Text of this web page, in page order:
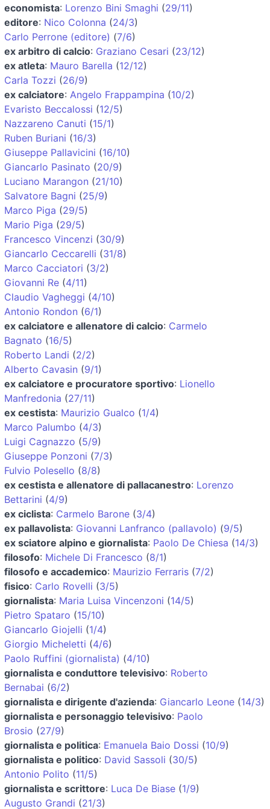
economista: Lorenzo Bini Smaghi (29/11)
editore: Nico Colonna (24/3)
Carlo Perrone (editore) (7/6)
ex arbitro di calcio: Graziano Cesari (23/12)
ex atleta: Mauro Barella (12/12)
Carla Tozzi (26/9)
ex calciatore: Angelo Frappampina (10/2)
Evaristo Beccalossi (12/5)
Nazzareno Canuti (15/1)
Ruben Buriani (16/3)
Giuseppe Pallavicini (16/10)
Giancarlo Pasinato (20/9)
Luciano Marangon (21/10)
Salvatore Bagni (25/9)
Marco Piga (29/5)
Mario Piga (29/5)
Francesco Vincenzi (30/9)
Giancarlo Ceccarelli (31/8)
Marco Cacciatori (3/2)
Giovanni Re (4/11)
Claudio Vagheggi (4/10)
Antonio Rondon (6/1)
ex calciatore e allenatore di calcio: Carmelo
Bagnato (16/5)
Roberto Landi (2/2)
Alberto Cavasin (9/1)
ex calciatore e procuratore sportivo: Lionello
Manfredonia (27/11)
ex cestista: Maurizio Gualco (1/4)
Marco Palumbo (4/3)
Luigi Cagnazzo (5/9)
Giuseppe Ponzoni (7/3)
Fulvio Polesello (8/8)
ex cestista e allenatore di pallacanestro: Lorenzo
Bettarini (4/9)
ex ciclista: Carmelo Barone (3/4)
ex pallavolista: Giovanni Lanfranco (pallavolo) (9/5)
ex sciatore alpino e giornalista: Paolo De Chiesa (14/3)
filosofo: Michele Di Francesco (8/1)
filosofo e accademico: Maurizio Ferraris (7/2)
fisico: Carlo Rovelli (3/5)
giornalista: Maria Luisa Vincenzoni (14/5)
Pietro Spataro (15/10)
Giancarlo Giojelli (1/4)
Giorgio Micheletti (4/6)
Paolo Ruffini (giornalista) (4/10)
giornalista e conduttore televisivo: Roberto
Bernabai (6/2)
giornalista e dirigente d'azienda: Giancarlo Leone (14/3)
giornalista e personaggio televisivo: Paolo
Brosio (27/9)
giornalista e politica: Emanuela Baio Dossi (10/9)
giornalista e politico: David Sassoli (30/5)
Antonio Polito (11/5)
giornalista e scrittore: Luca De Biase (1/9)
Augusto Grandi (21/3)